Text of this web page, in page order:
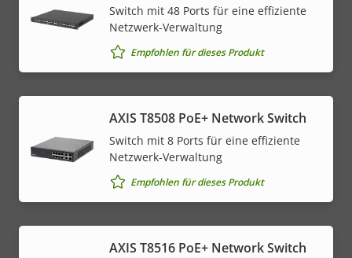
Switch mit 48 Ports für eine effiziente
Netzwerk-Verwaltung
Empfohlen für dieses Produkt
AXIS T8508 PoE+ Network Switch
Switch mit 8 Ports für eine effiziente
Netzwerk-Verwaltung
Empfohlen für dieses Produkt
AXIS T8516 PoE+ Network Switch